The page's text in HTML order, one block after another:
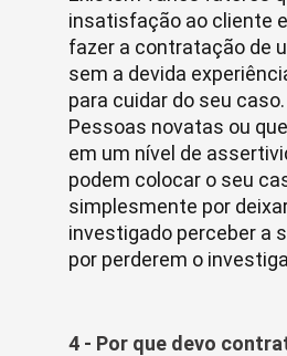
insatisfação ao cliente
fazer a contratação de
sem a devida
para cuidar do seu caso.
Pessoas novatas ou
em um nível de
podem colocar o seu
simplesmente por
investigado perceber a
por perderem o
4 - Por que devo